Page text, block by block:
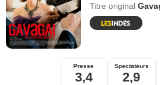
Titre original
Presse
3,4
Spectateurs
2,9